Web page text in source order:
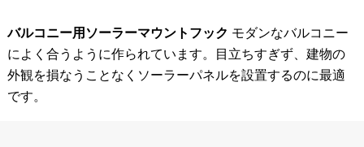
バルコニー用ソーラーマウントフック モダンなバルコニー
によく合うように作られています。目立ちすぎず、建物の
外観を損なうことなくソーラーパネルを設置するのに最適
です。